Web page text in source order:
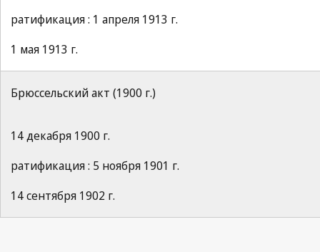
ратификация : 1 апреля 1913 г.
1 мая 1913 г.
Брюссельский акт (1900 г.)
14 декабря 1900 г.
ратификация : 5 ноября 1901 г.
14 сентября 1902 г.